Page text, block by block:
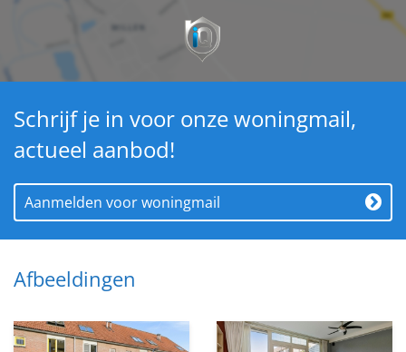
nieuwsgierig geworden? Plan snel een bezichtiging bij
ons in, bij voorkeur via de mail.
Schrijf je in voor onze woningmail,
actueel aanbod!
Aanmelden voor woningmail
Afbeeldingen